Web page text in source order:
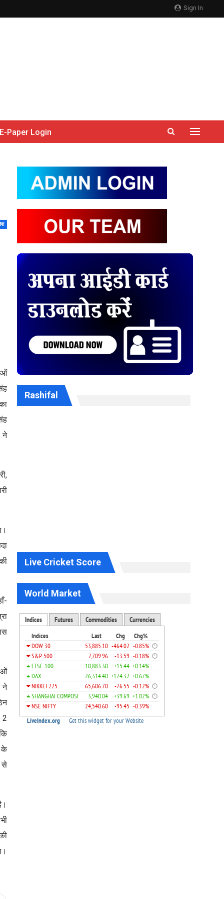
Sign In
E-Paper Login
ने
ने
2
के
से
Rashifal
Live Cricket Score
World Market